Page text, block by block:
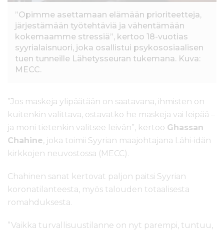
”Opimme asettamaan elämään prioriteetteja,
järjestämään työtehtäviä ja vähentämään
kokemaamme stressiä”, kertoo 18-vuotias
syyrialaisnuori, joka osallistui psykososiaalisen
tuen tunneille Lähetysseuran tukemana. Kuva:
MECC.
”Jos maskeja ylipäätään on saatavana, ihmisten on
kuitenkin valittava, ostavatko he maskeja vai leipää –
ja moni tietenkin valitsee leivän”, kertoo Ghassan
Chahine, joka toimii Syyrian maajohtajana Lähi-idän
kirkkojen neuvostossa (MECC).
Chahinen sanat kertovat paljon paitsi Syyrian
koronatilanteesta, myös talouden totaalisesta
romahduksesta.
”Vaikka turvallisuustilanne on nyt parempi, tuntuu,